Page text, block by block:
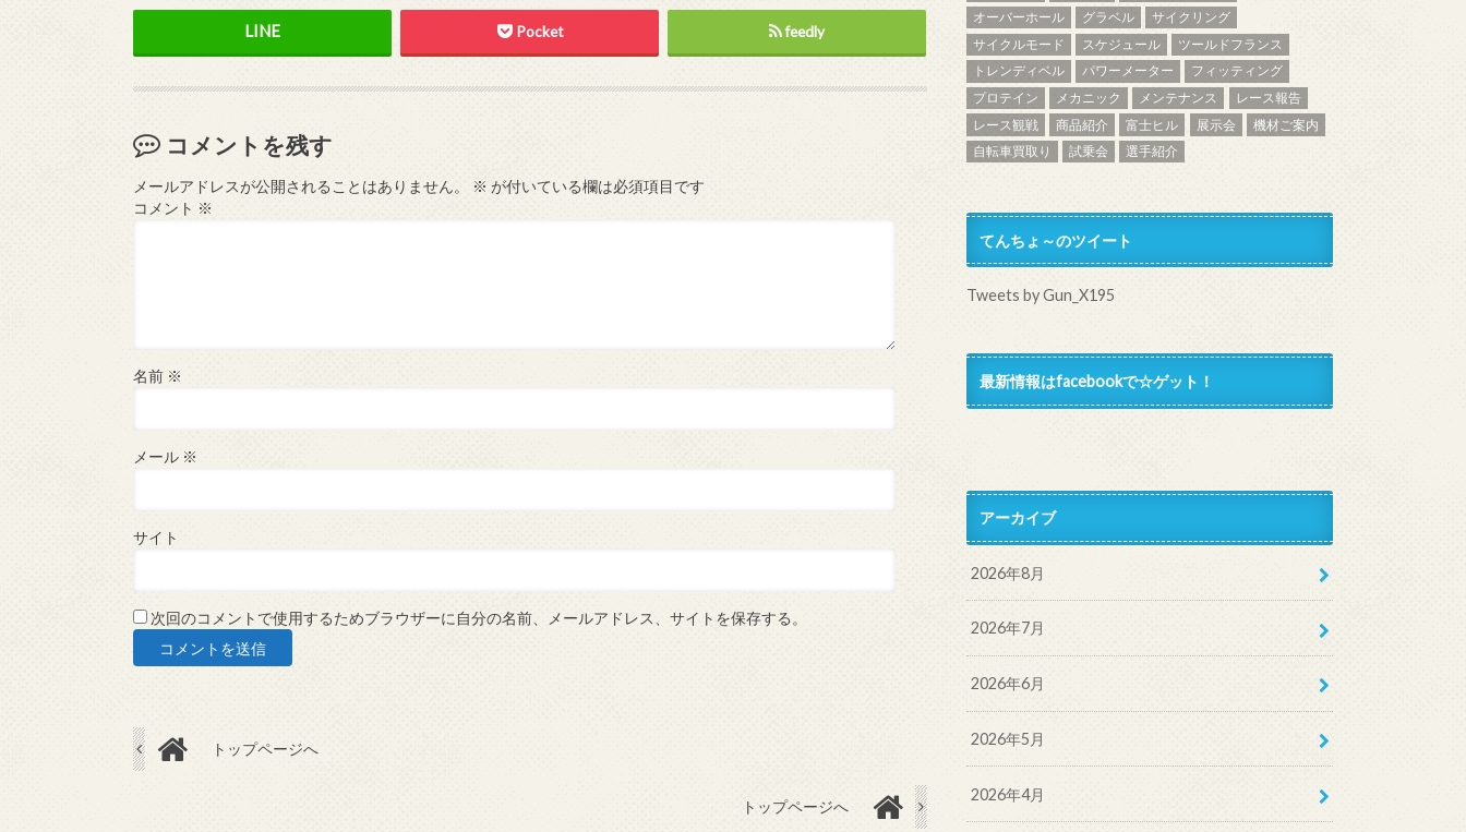
Pocket feedly
コメントを残す
メールアドレスが公開されることはありません。 ※ が付いている欄は必須項目です
コメント ※
名前 ※
メール ※
サイト
次回のコメントで使用するためブラウザーに自分の名前、メールアドレス、サイトを保存する。
トップページへ
トップページへ
オーバーホール
グラベル
サイクリング
サイクルモード
スケジュール
ツールドフランス
トレンディベル
パワーメーター
フィッティング
プロテイン
メカニック メンテナンス
レース報告
レース観戦
商品紹介 富士ヒル 展示会
機材ご案内
自転車買取り
試乗会 選手紹介
てんちょ～のツイート
Tweets by Gun_X195
最新情報はfacebookで☆ゲット！
アーカイブ
2026年8月
2026年7月
2026年6月
2026年5月
2026年4月